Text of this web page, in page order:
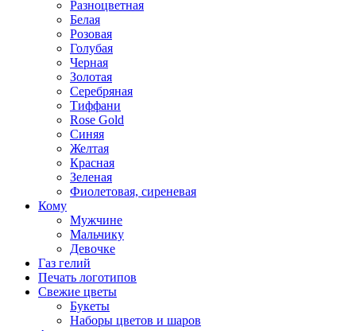
Разноцветная
Белая
Розовая
Голубая
Черная
Золотая
Серебряная
Тиффани
Rose Gold
Синяя
Желтая
Красная
Зеленая
Фиолетовая, сиреневая
Кому
Мужчине
Мальчику
Девочке
Газ гелий
Печать логотипов
Свежие цветы
Букеты
Наборы цветов и шаров